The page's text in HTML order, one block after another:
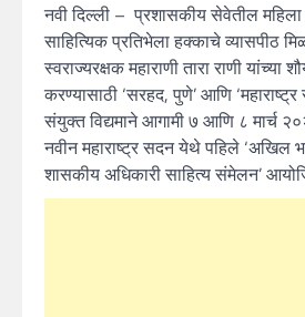
नवी दिल्ली – प्रशासकीय सेवेतील महिला
साहित्यिक प्रतिभेला हक्काचे व्यासपीठ
स्वराज्यरक्षक महाराणी तारा राणी यांच्या
करण्यासाठी ‘सरहद, पुणे’ आणि ‘महाराष्ट्र
संयुक्त विद्यमाने आगामी ७ आणि ८ मार्च
नवीन महाराष्ट्र सदन येथे पहिले ‘अखिल
शासकीय अधिकारी साहित्य संमेलन’